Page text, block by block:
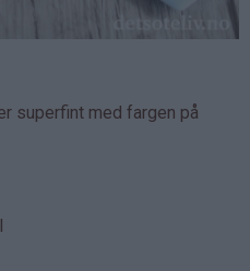
superfint med fargen på